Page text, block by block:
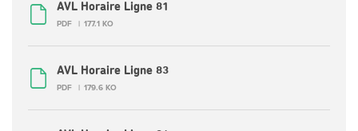
AVL Horaire Ligne 81
PDF 177.1 KO
AVL Horaire Ligne 83
PDF 179.6 KO